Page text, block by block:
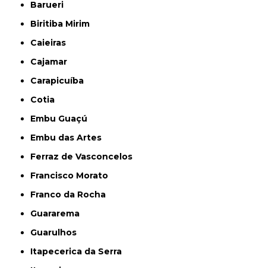
Barueri
Biritiba Mirim
Caieiras
Cajamar
Carapicuíba
Cotia
Embu Guaçú
Embu das Artes
Ferraz de Vasconcelos
Francisco Morato
Franco da Rocha
Guararema
Guarulhos
Itapecerica da Serra